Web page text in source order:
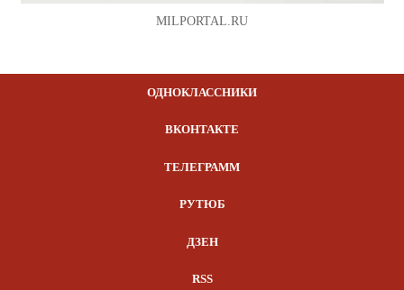
MILPORTAL.RU
ОДНОКЛАССНИКИ
ВКОНТАКТЕ
ТЕЛЕГРАММ
РУТЮБ
ДЗЕН
RSS